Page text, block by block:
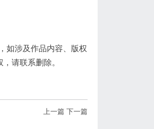
如涉及作品内容、版权
请联系删除。
上一篇 下一篇